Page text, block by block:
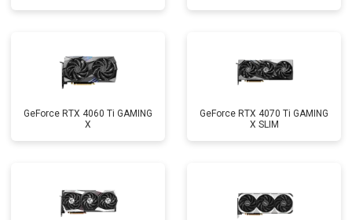
GeForce RTX 4060 Ti GAMING
X
GeForce RTX 4070 Ti GAMING
X SLIM